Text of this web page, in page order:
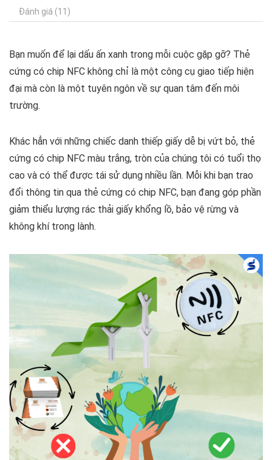
Đánh giá (11)
Bạn muốn để lại dấu ấn xanh trong mỗi cuộc gặp gỡ? Thẻ
cứng có chip NFC không chỉ là một công cụ giao tiếp hiện
đại mà còn là một tuyên ngôn về sự quan tâm đến môi
trường.
Khác hẳn với những chiếc danh thiếp giấy dễ bị vứt bỏ, thẻ
cứng có chip NFC màu trắng, tròn của chúng tôi có tuổi thọ
cao và có thể được tái sử dụng nhiều lần. Mỗi khi bạn trao
đổi thông tin qua thẻ cứng có chip NFC, bạn đang góp phần
giảm thiểu lượng rác thải giấy khổng lồ, bảo vệ rừng và
không khí trong lành.